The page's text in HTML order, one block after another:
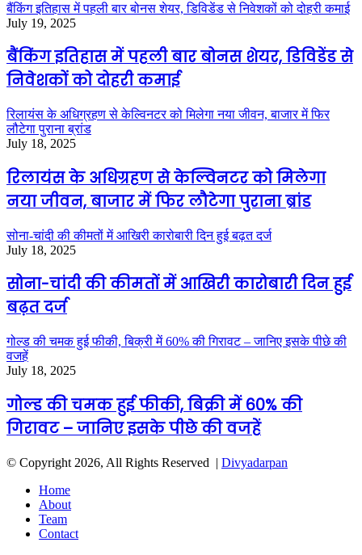
बैंकिंग इतिहास में पहली बार बोनस शेयर, डिविडेंड से निवेशकों को दोहरी कमाई
July 19, 2025
बैंकिंग इतिहास में पहली बार बोनस शेयर, डिविडेंड से
निवेशकों को दोहरी कमाई
रिलायंस के अधिग्रहण से केल्विनटर को मिलेगा नया जीवन, बाजार में फिर
लौटेगा पुराना ब्रांड
July 18, 2025
रिलायंस के अधिग्रहण से केल्विनटर को मिलेगा
नया जीवन, बाजार में फिर लौटेगा पुराना ब्रांड
सोना-चांदी की कीमतों में आखिरी कारोबारी दिन हुई बढ़त दर्ज
July 18, 2025
सोना-चांदी की कीमतों में आखिरी कारोबारी दिन हुई
बढ़त दर्ज
गोल्ड की चमक हुई फीकी, बिक्री में 60% की गिरावट – जानिए इसके पीछे की
वजहें
July 18, 2025
गोल्ड की चमक हुई फीकी, बिक्री में 60% की
गिरावट – जानिए इसके पीछे की वजहें
© Copyright 2026, All Rights Reserved | Divyadarpan
Home
About
Team
Contact